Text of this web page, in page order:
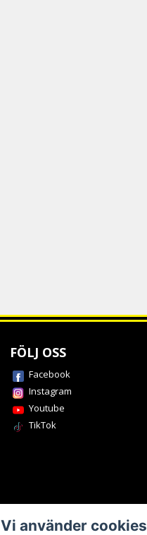
FÖLJ OSS
Facebook
Instagram
Youtube
TikTok
Vi använder cookies